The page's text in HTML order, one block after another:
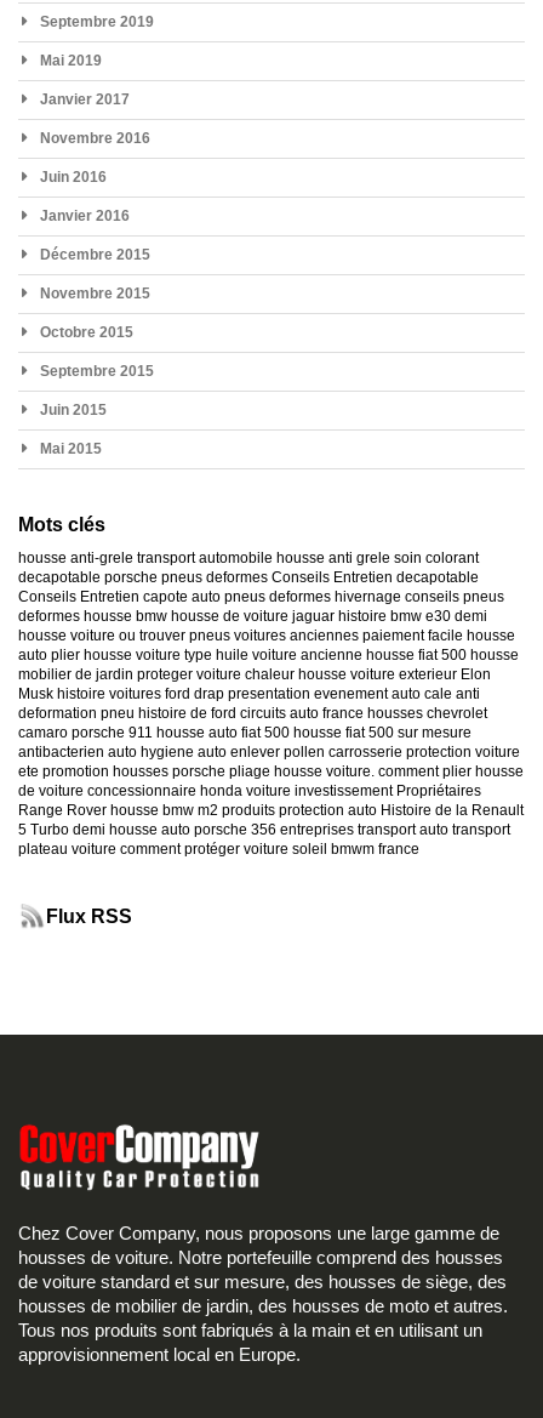
Septembre 2019
Mai 2019
Janvier 2017
Novembre 2016
Juin 2016
Janvier 2016
Décembre 2015
Novembre 2015
Octobre 2015
Septembre 2015
Juin 2015
Mai 2015
Mots clés
housse anti-grele transport automobile housse anti grele soin colorant
decapotable porsche pneus deformes Conseils Entretien decapotable
Conseils Entretien capote auto pneus deformes hivernage conseils pneus
deformes housse bmw housse de voiture jaguar histoire bmw e30 demi
housse voiture ou trouver pneus voitures anciennes paiement facile housse
auto plier housse voiture type huile voiture ancienne housse fiat 500 housse
mobilier de jardin proteger voiture chaleur housse voiture exterieur Elon
Musk histoire voitures ford drap presentation evenement auto cale anti
deformation pneu histoire de ford circuits auto france housses chevrolet
camaro porsche 911 housse auto fiat 500 housse fiat 500 sur mesure
antibacterien auto hygiene auto enlever pollen carrosserie protection voiture
ete promotion housses porsche pliage housse voiture. comment plier housse
de voiture concessionnaire honda voiture investissement Propriétaires
Range Rover housse bmw m2 produits protection auto Histoire de la Renault
5 Turbo demi housse auto porsche 356 entreprises transport auto transport
plateau voiture comment protéger voiture soleil bmwm france
Flux RSS
Chez Cover Company, nous proposons une large gamme de
housses de voiture. Notre portefeuille comprend des housses
de voiture standard et sur mesure, des housses de siège, des
housses de mobilier de jardin, des housses de moto et autres.
Tous nos produits sont fabriqués à la main et en utilisant un
approvisionnement local en Europe.